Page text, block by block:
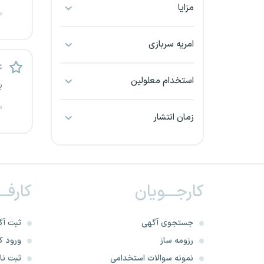
بندرعباس
خراسان شمالی
خرم آباد
خوزستان
مزایا
امریه سربازی
استخدام معلولین
زمان انتشار
کارجـــویان
جستجوی آگهی
رزومه ساز
نمونه سوالات استخدامی
ثبت
ورود
ثبت